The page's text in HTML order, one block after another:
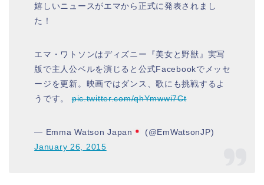
嬉しいニュースがエマから正式に発表されまし
た！
エマ・ワトソンはディズニー『美女と野獣』実写
版で主人公ベルを演じると公式Facebookでメッセ
ージを更新。映画ではダンス、歌にも挑戦するよ
うです。pic.twitter.com/qhYmwwi7Ct
— Emma Watson Japan
(@EmWatsonJP)
January 26, 2015